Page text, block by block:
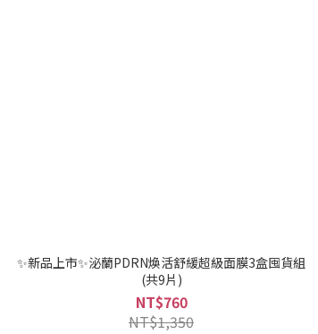
✨新品上市✨泌蘭PDRN煥活舒緩超級面膜3盒囤貨組
(共9片)
NT$760
NT$1,350